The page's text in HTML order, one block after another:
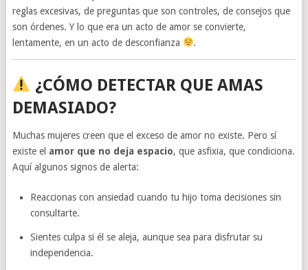
reglas excesivas, de preguntas que son controles, de consejos que
son órdenes. Y lo que era un acto de amor se convierte,
lentamente, en un acto de desconfianza
.
¿CÓMO DETECTAR QUE AMAS
DEMASIADO?
Muchas mujeres creen que el exceso de amor no existe. Pero sí
existe el amor que no deja espacio, que asfixia, que condiciona.
Aquí algunos signos de alerta:
Reaccionas con ansiedad cuando tu hijo toma decisiones sin
consultarte.
Sientes culpa si él se aleja, aunque sea para disfrutar su
independencia.